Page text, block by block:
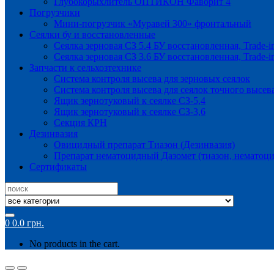
Погрузчики
Мини-погрузчик «Муравей 300» фронтальный
Сеялки бу и восстановленные
Сеялка зерновая СЗ 5.4 БУ восстановленная, Trade-
Сеялка зерновая СЗ 3.6 БУ восстановленная, Trade-
Запчасти к сельхозтехнике
Система контроля высева для зерновых сеялок
Система контроля высева для сеялок точного
Ящик зернотуковый к сеялке СЗ-5,4
Ящик зернотуковый к сеялке СЗ-3,6
Секция КРН
Дезинвазия
Овицидный препарат Тиазон (Дезинвазия)
Препарат нематоцидный Дазомет (тиазон,
Сертификаты
Search
for:
0 0.0 грн.
No products in the cart.